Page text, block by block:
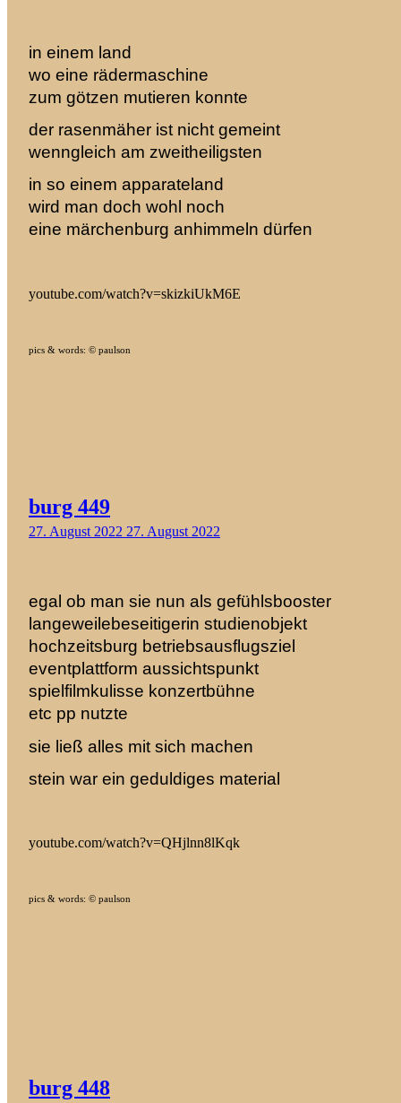
in einem land
wo eine rädermaschine
zum götzen mutieren konnte
der rasenmäher ist nicht gemeint
wenngleich am zweitheiligsten
in so einem apparateland
wird man doch wohl noch
eine märchenburg anhimmeln dürfen
youtube.com/watch?v=skizkiUkM6E
pics & words: © paulson
burg 449
27. August 2022 27. August 2022
egal ob man sie nun als gefühlsbooster
langeweilebeseitigerin studienobjekt
hochzeitsburg betriebsausflugsziel
eventplattform aussichtspunkt
spielfilmkulisse konzertbühne
etc pp nutzte
sie ließ alles mit sich machen
stein war ein geduldiges material
youtube.com/watch?v=QHjlnn8lKqk
pics & words: © paulson
burg 448